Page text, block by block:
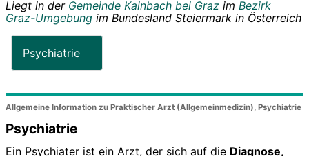
Liegt in der Gemeinde Kainbach bei Graz im Bezirk
Graz-Umgebung im Bundesland Steiermark in Österreich
Psychiatrie
Allgemeine Information zu Praktischer Arzt (Allgemeinmedizin), Psychiatrie
Psychiatrie
Ein Psychiater ist ein Arzt, der sich auf die Diagnose,